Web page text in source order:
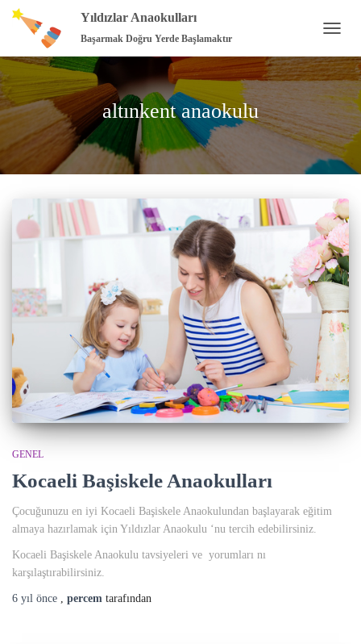
Yıldızlar Anaokulları
Başarmak Doğru Yerde Başlamaktır
AÇ/
altınkent anaokulu
GENEL
Kocaeli Başiskele Anaokulları
Çocuğunuzu en iyi Kocaeli Başiskele Anaokulundan başlayarak eğitim
almaya hazırlamak için Yıldızlar Anaokulu ‘nu tercih edebilirsiniz.
Kocaeli Başiskele Anaokulu tavsiyeleri ve yorumları nı
karşılaştırabilirsiniz.
6 yıl önce , percem tarafından